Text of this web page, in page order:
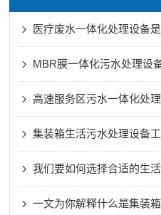
医疗废水一体化处理设备
高速服务区污水一体化处
集装箱生活污水处理设备
我们要如何选择合适的生
一文为你解释什么是集装